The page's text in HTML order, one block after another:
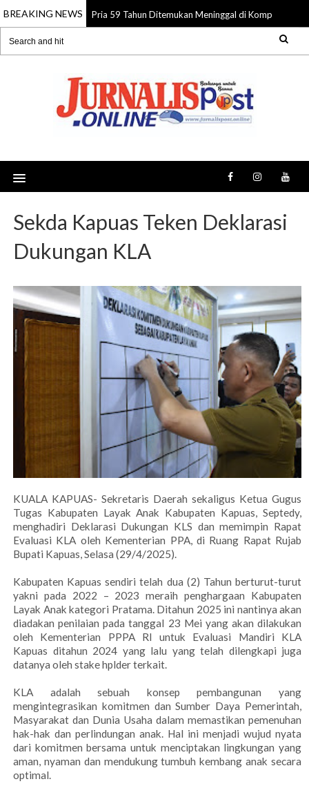
BREAKING NEWS
08 Aug 2026 Pria 59 Tahun Ditemukan Meninggal di Komplek
Sekda Kapuas Teken Deklarasi
Dukungan KLA
KUALA KAPUAS- Sekretaris Daerah sekaligus Ketua Gugus
Tugas Kabupaten Layak Anak Kabupaten Kapuas, Septedy,
menghadiri Deklarasi Dukungan KLS dan memimpin Rapat
Evaluasi KLA oleh Kementerian PPA, di Ruang Rapat Rujab
Bupati Kapuas, Selasa (29/4/2025).
Kabupaten Kapuas sendiri telah dua (2) Tahun berturut-turut
yakni pada 2022 – 2023 meraih penghargaan Kabupaten
Layak Anak kategori Pratama. Ditahun 2025 ini nantinya akan
diadakan penilaian pada tanggal 23 Mei yang akan dilakukan
oleh Kementerian PPPA RI untuk Evaluasi Mandiri KLA
Kapuas ditahun 2024 yang lalu yang telah dilengkapi juga
datanya oleh stake hplder terkait.
KLA adalah sebuah konsep pembangunan yang
mengintegrasikan komitmen dan Sumber Daya Pemerintah,
Masyarakat dan Dunia Usaha dalam memastikan pemenuhan
hak-hak dan perlindungan anak. Hal ini menjadi wujud nyata
dari komitmen bersama untuk menciptakan lingkungan yang
aman, nyaman dan mendukung tumbuh kembang anak secara
optimal.